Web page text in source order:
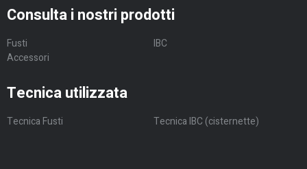
Consulta i nostri prodotti
Fusti
IBC
Accessori
Tecnica utilizzata
Tecnica Fusti Tecnica IBC (cisternette)